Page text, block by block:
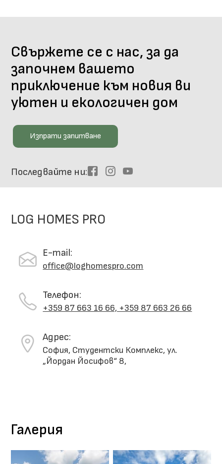
Свържете се с нас, за да
започнем вашето
приключение към новия ви
уютен и екологичен дом
Изпрати запитване
Последвайте ни FacebookInstagram
LOG HOMES PRO
E-mail:
office@loghomespro.com
Телефон:
+359 87 663 16 66, +359 87 663 26 66
Адрес:
София, Студентски Комплекс, ул.
„Йордан Йосифов“ 8,
Галерия